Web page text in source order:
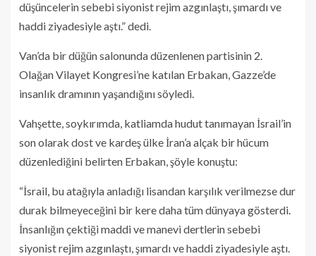
düşüncelerin sebebi siyonist rejim azgınlaştı, şımardı ve
haddi ziyadesiyle aştı.” dedi.
Van’da bir düğün salonunda düzenlenen partisinin 2.
Olağan Vilayet Kongresi’ne katılan Erbakan, Gazze’de
insanlık dramının yaşandığını söyledi.
Vahşette, soykırımda, katliamda hudut tanımayan İsrail’in
son olarak dost ve kardeş ülke İran’a alçak bir hücum
düzenlediğini belirten Erbakan, şöyle konuştu:
“İsrail, bu atağıyla anladığı lisandan karşılık verilmezse dur
durak bilmeyeceğini bir kere daha tüm dünyaya gösterdi.
İnsanlığın çektiği maddi ve manevi dertlerin sebebi
siyonist rejim azgınlaştı, şımardı ve haddi ziyadesiyle aştı.